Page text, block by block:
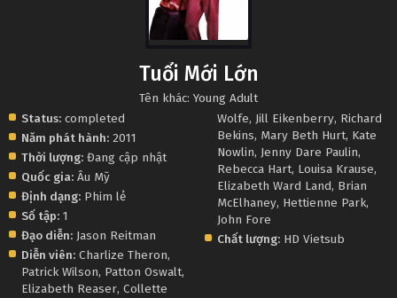
Tuổi Mới Lớn
Tên khác: Young Adult
Status: completed
Năm phát hành: 2011
Thời lượng: Đang cập nhật
Quốc gia: Âu Mỹ
Định dạng: Phim lẻ
Số tập: 1
Đạo diễn: Jason Reitman
Diễn viên: Charlize Theron,
Patrick Wilson, Patton Oswalt,
Elizabeth Reaser, Collette
Wolfe, Jill Eikenberry, Richard
Bekins, Mary Beth Hurt, Kate
Nowlin, Jenny Dare Paulin,
Rebecca Hart, Louisa Krause,
Elizabeth Ward Land, Brian
McElhaney, Hettienne Park,
John Fore
Chất lượng: HD Vietsub